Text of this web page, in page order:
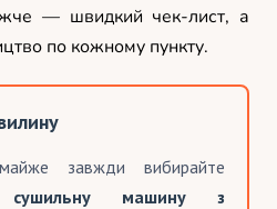
— швидкий чек-лист, а
по кожному пункту.
завжди вибирайте
сушильну машину з